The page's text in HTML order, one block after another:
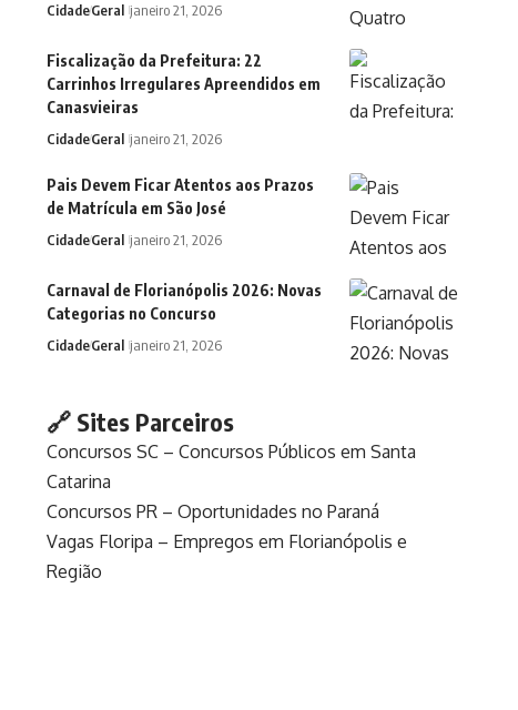
CidadeGeral janeiro 21, 2026
Fiscalização da Prefeitura: 22
Carrinhos Irregulares Apreendidos em
Canasvieiras
CidadeGeral janeiro 21, 2026
Pais Devem Ficar Atentos aos Prazos
de Matrícula em São José
CidadeGeral janeiro 21, 2026
Carnaval de Florianópolis 2026: Novas
Categorias no Concurso
CidadeGeral janeiro 21, 2026
🔗 Sites Parceiros
Concursos SC – Concursos Públicos em Santa
Catarina
Concursos PR – Oportunidades no Paraná
Vagas Floripa – Empregos em Florianópolis e
Região